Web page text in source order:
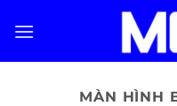
MÀN HÌNH